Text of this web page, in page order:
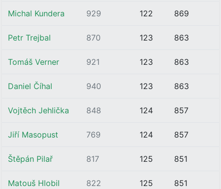
Michal Kundera 929 122 869
Petr Trejbal 870 123 863
Tomáš Verner 921 123 863
Daniel Číhal 940 123 863
Vojtěch Jehlička 848 124 857
Jiří Masopust 769 124 857
Štěpán Pilař 817 125 851
Matouš Hlobil 822 125 851